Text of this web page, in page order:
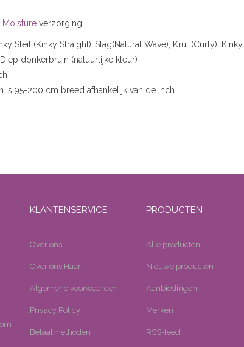
Moisture verzorging.
Steil (Kinky Straight), Slag(Natural Wave), Krul (Curly),
donkerbruin (natuurlijke kleur)
is 95-200 cm breed afhankelijk van de inch.
KLANTENSERVICE
Over ons
Over ons Haar
Algemene voorwaarden
Privacy Policy
Betaalmethoden
PRODUCTEN
Alle producten
Nieuwe producten
Aanbiedingen
Merken
RSS-feed